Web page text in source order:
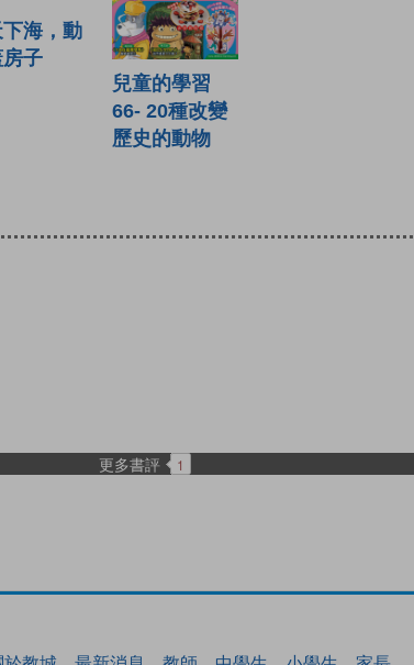
海，動
子
兒童的學習
66- 20種改變
歷史的動物
更多書評 1